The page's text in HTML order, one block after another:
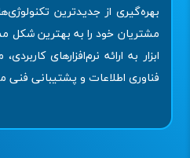
بهره‌گیری از جدیدترین
مشتریان خود را به بهترین شکل
ابزار به ارائه نرم‌افزارهای
فناوری اطلاعات و پشتیبانی فنی